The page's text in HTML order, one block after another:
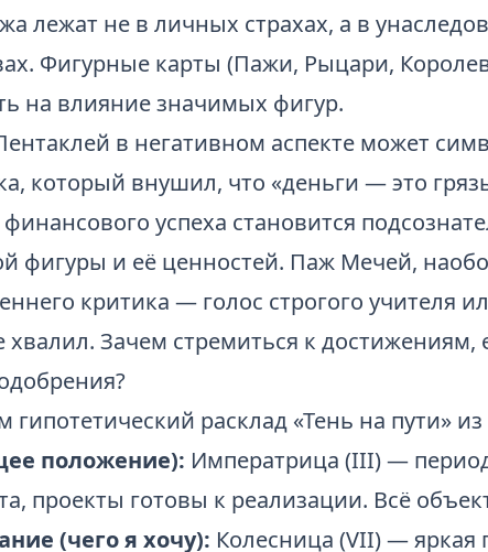
лежат не в личных страхах, а в
Фигурные карты (Пажи, Рыцари,
на влияние значимых фигур.
в негативном аспекте может
который внушил, что «деньги — это
успеха становится
фигуры и её ценностей. Паж Мечей,
критика — голос строгого учителя
хвалил. Зачем стремиться к достижениям,
расклад «Тень на пути» из
положение): Императрица (III) —
проекты готовы к реализации. Всё
(чего я хочу): Колесница (VII) — яркая